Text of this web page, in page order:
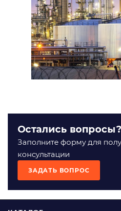
Остались вопросы?
Заполните форму для
консультации
ЗАДАТЬ ВОПРОС